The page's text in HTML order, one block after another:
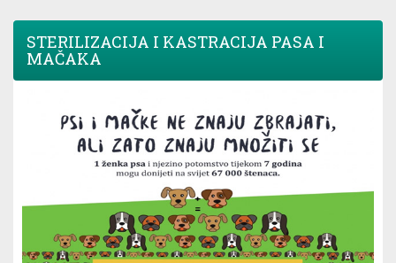
STERILIZACIJA I KASTRACIJA PASA I
MAČAKA